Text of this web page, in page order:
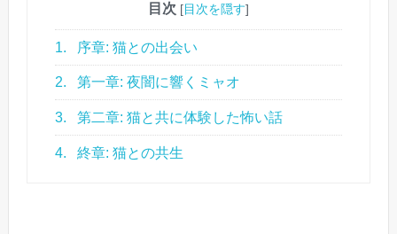
目次 [目次を隠す]
1. 序章: 猫との出会い
2. 第一章: 夜闇に響くミャオ
3. 第二章: 猫と共に体験した怖い話
4. 終章: 猫との共生